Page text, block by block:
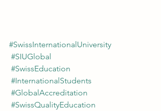
#SwissInternationalUniversity
#SIUGlobal
#SwissEducation
#InternationalStudents
#GlobalAccreditation
#SwissQualityEducation